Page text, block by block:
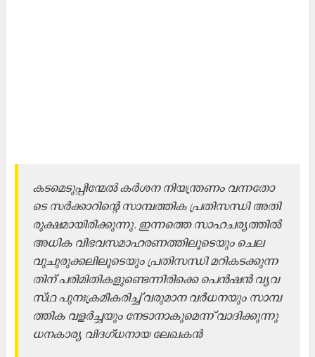
ക​ട​മെ​ടു​പ്പി​ന്മേ​ൽ ക​ർ​ശ​ന നി​യ​ന്ത്ര​ണം വ​ന്ന​തോ​
ടെ സ​ർ​ക്കാ​റി​ന്റെ സാ​മ്പ​ത്തി​ക പ്ര​തി​സ​ന്ധി അ​തി​
രൂ​ക്ഷ​മാ​യി​രി​ക്കു​ന്നു. ഇ​ന്ന​ത്തെ സാ​ഹ​ച​ര്യ​ത്തി​ൽ
അ​ധി​ക വി​ഭ​വസ​മാ​ഹ​ര​ണ​ത്തി​ലൂ​ടെ​യും ചെ​ല​
വുചു​രു​ക്ക​ലി​ലൂ​ടെ​യും പ്ര​തി​സ​ന്ധി മ​റി​ക​ട​ക്കു​ന്ന​
തി​ന് പ​രി​മി​തി​ക​ളു​ണ്ടെ​ന്നി​രി​ക്കെ പെ​ൻ​ഷ​ൻ വ്യ​വ​
സ്​​ഥ പു​നഃ​ക്ര​മീ​ക​രി​ച്ച്​ വ​രു​മാ​ന വ​ർ​ധ​ന​യും സാ​മ്പ​
ത്തി​ക വ​ള​ർ​ച്ച​യും നേ​ടാ​നാ​കു​മെ​ന്ന് വാ​ദി​ക്കു​ന്നു
ധ​ന​കാ​ര്യ വി​ദ​ഗ്​​ധ​നാ​യ ലേ​ഖ​ക​ൻ